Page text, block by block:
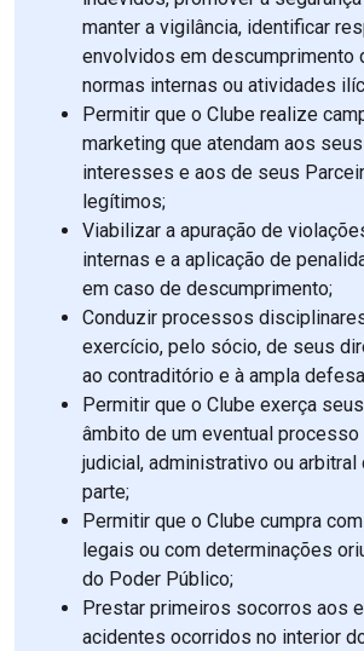
manter a vigilância, identificar
envolvidos em descumprimento
normas internas ou atividades
Permitir que o Clube realize
marketing que atendam aos seus
interesses e aos de seus
legítimos;
Viabilizar a apuração de
internas e a aplicação de
em caso de descumprimento;
Conduzir processos
exercício, pelo sócio, de seus
ao contraditório e à ampla
Permitir que o Clube exerça
âmbito de um eventual processo
judicial, administrativo ou arbitral
parte;
Permitir que o Clube cumpra
legais ou com determinações
do Poder Público;
Prestar primeiros socorros aos
acidentes ocorridos no interior